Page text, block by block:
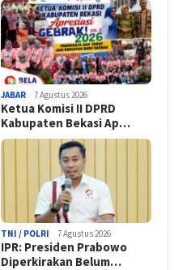
JABAR 7 Agustus 2026
Ketua Komisi II DPRD
Kabupaten Bekasi Ap…
TNI / POLRI 7 Agustus 2026
IPR: Presiden Prabowo
Diperkirakan Belum…